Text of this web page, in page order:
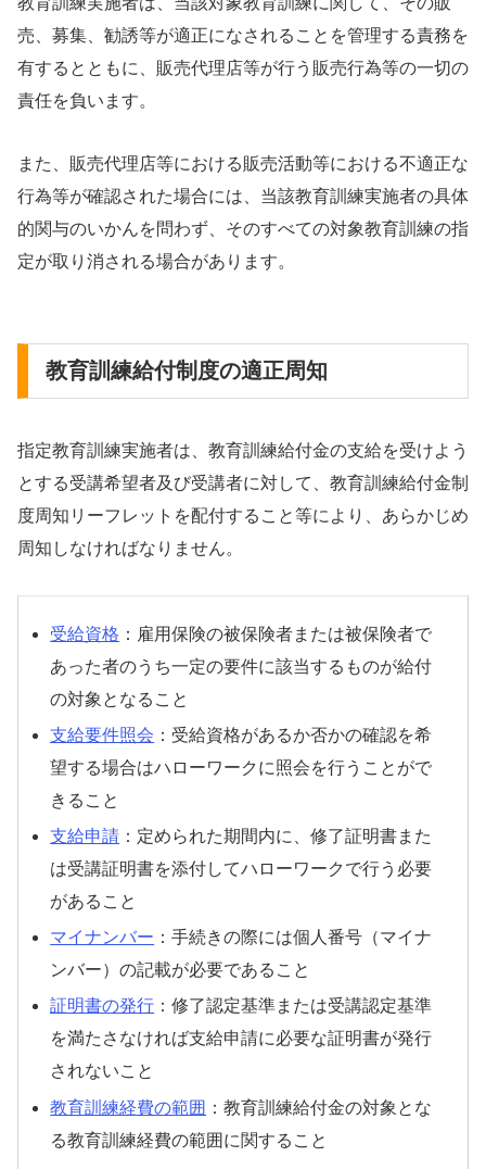
売、募集、勧誘等が適正になされることを管理する責務を
有するとともに、販売代理店等が行う販売行為等の一切の
責任を負います。
また、販売代理店等における販売活動等における不適正な
行為等が確認された場合には、当該教育訓練実施者の具体
的関与のいかんを問わず、そのすべての対象教育訓練の指
定が取り消される場合があります。
教育訓練給付制度の適正周知
指定教育訓練実施者は、教育訓練給付金の支給を受けよう
とする受講希望者及び受講者に対して、教育訓練給付金制
度周知リーフレットを配付すること等により、あらかじめ
周知しなければなりません。
受給資格 ：雇用保険の被保険者または被保険者で
あった者のうち一定の要件に該当するものが給付
の対象となること
支給要件照会 ：受給資格があるか否かの確認を希
望する場合はハローワークに照会を行うことがで
きること
支給申請 ：定められた期間内に、修了証明書また
は受講証明書を添付してハローワークで行う必要
があること
マイナンバー ：手続きの際には個人番号（マイナ
ンバー）の記載が必要であること
証明書の発行 ：修了認定基準または受講認定基準
を満たさなければ支給申請に必要な証明書が発行
されないこと
教育訓練経費の範囲 ：教育訓練給付金の対象とな
る教育訓練経費の範囲に関すること